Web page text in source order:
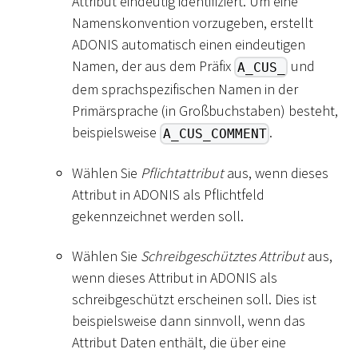
Namenskonvention vorzugeben, erstellt
ADONIS automatisch einen eindeutigen
Namen, der aus dem Präfix A_CUS_
und
dem sprachspezifischen Namen in der
Primärsprache (in Großbuchstaben) besteht,
beispielsweise A_CUS_COMMENT .
Wählen Sie Pflichtattributaus, wenn dieses
Attribut in ADONIS als Pflichtfeld
gekennzeichnet werden soll.
Wählen Sie Schreibgeschütztes Attributaus,
wenn dieses Attribut in ADONIS als
schreibgeschützt erscheinen soll. Dies ist
beispielsweise dann sinnvoll, wenn das
Attribut Daten enthält, die über eine